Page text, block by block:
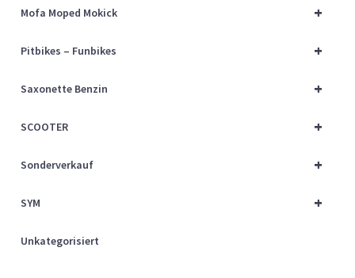
+
Mofa Moped Mokick
+
Pitbikes – Funbikes
+
Saxonette Benzin
+
SCOOTER
+
Sonderverkauf
+
SYM
Unkategorisiert